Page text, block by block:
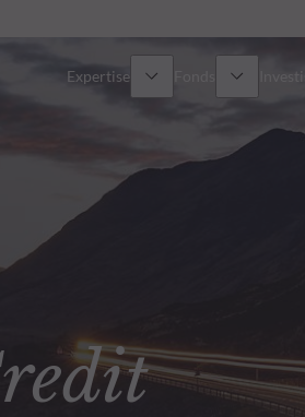
Expertise
Actions
Multi-Actifs
Sélection de fonds